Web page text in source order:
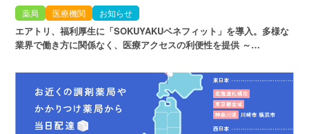
薬局 医療機関 お知らせ
エアトリ、福利厚生に「SOKUYAKUベネフィット」を導入。多様な
業界で働き方に関係なく、医療アクセスの利便性を提供 ～…